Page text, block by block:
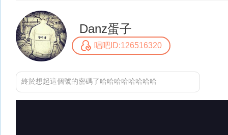
Danz蛋子
唱吧ID:126516320
終於想起這個號的密碼了哈哈哈哈哈哈哈哈